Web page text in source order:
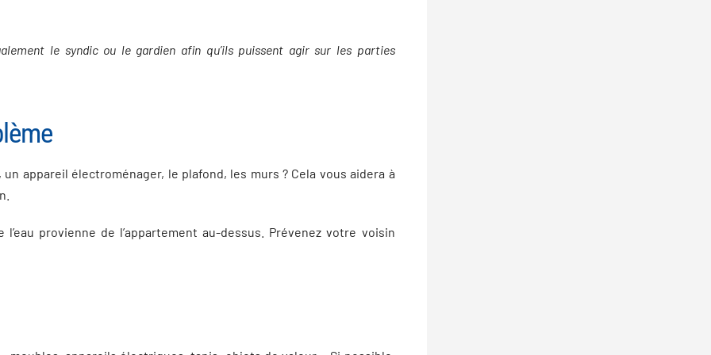
le syndic ou le gardien afin qu’ils puissent agir sur les parties
un appareil électroménager, le plafond, les murs ? Cela vous aidera à
provienne de l’appartement au-dessus. Prévenez votre voisin